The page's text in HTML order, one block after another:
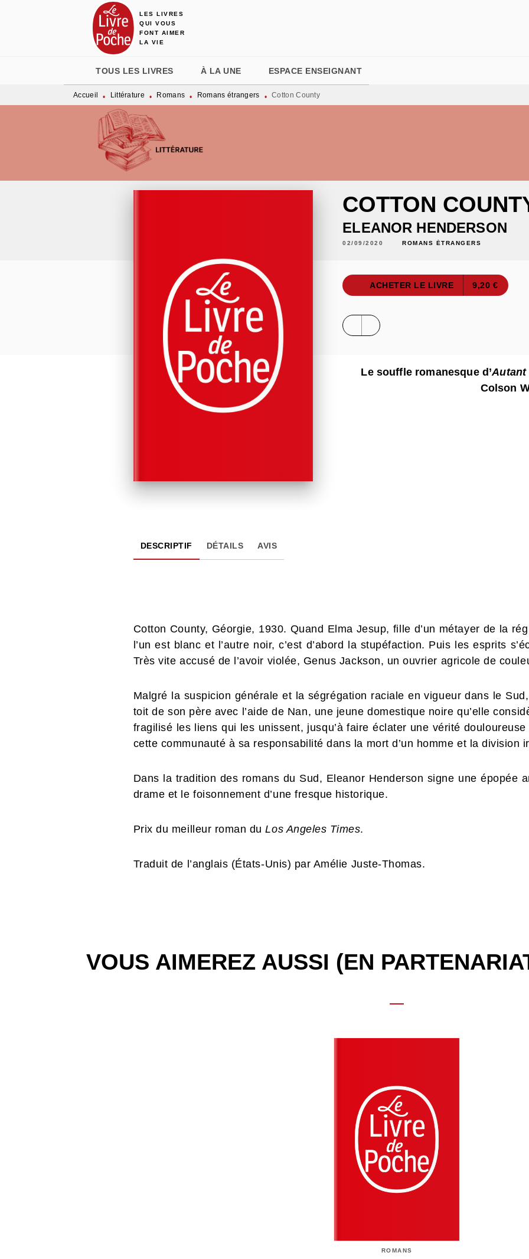
MENU RECHERCHE
LES LIVRES
QUI VOUS
FONT AIMER
LA VIE
TOUS LES LIVRES À LA UNE ESPACE ENSEIGNANT
Accueil • Littérature • Romans • Romans étrangers • Cotton County
COTTON
ELEANOR HENDERSON
02/09/2020 ROMANS ÉTRANGERS
ACHETER LE LIVRE 9,20 €
Le souffle romanesque d’Autant
Colson
DESCRIPTIF DÉTAILS AVIS
Cotton County, Géorgie, 1930. Quand Elma Jesup, fille d’un métayer de la
l’un est blanc et l’autre noir, c’est d’abord la stupéfaction. Puis les esprits
Très vite accusé de l’avoir violée, Genus Jackson, un ouvrier agricole de
Malgré la suspicion générale et la ségrégation raciale en vigueur dans le
toit de son père avec l’aide de Nan, une jeune domestique noire qu’elle
fragilisé les liens qui les unissent, jusqu’à faire éclater une vérité
cette communauté à sa responsabilité dans la mort d’un homme et la division
Dans la tradition des romans du Sud, Eleanor Henderson signe une épopée
drame et le foisonnement d’une fresque historique.
Prix du meilleur roman duLos Angeles Times.
Traduit de l’anglais (États-Unis) par Amélie Juste-Thomas.
VOUS AIMEREZ AUSSI (EN
ROMANS